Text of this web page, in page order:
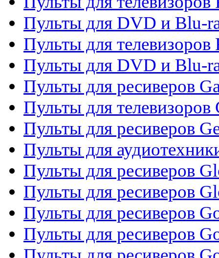
Пульты для DVD и Blu-
Пульты для телевизоров
Пульты для DVD и Blu-
Пульты для ресиверов
Пульты для телевизоров
Пульты для ресиверов
Пульты для
Пульты для ресиверов
Пульты для ресиверов
Пульты для ресиверов
Пульты для ресиверов